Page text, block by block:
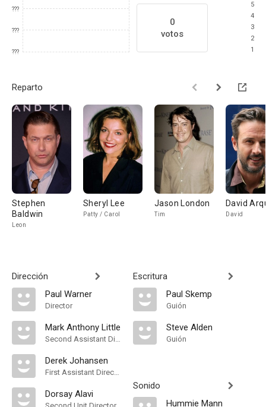
???
???
???
0
votos
5
4
3
2
1
Reparto
Stephen
Baldwin
Leon
Sheryl Lee
Patty / Carol
Jason London
Tim
David
David
Dirección
Paul Warner
Director
Mark Anthony Little
Second Assistant Director
Derek Johansen
First Assistant Director
Dorsay Alavi
Escritura
Paul Skemp
Guión
Steve Alden
Guión
Sonido
Hummie Mann